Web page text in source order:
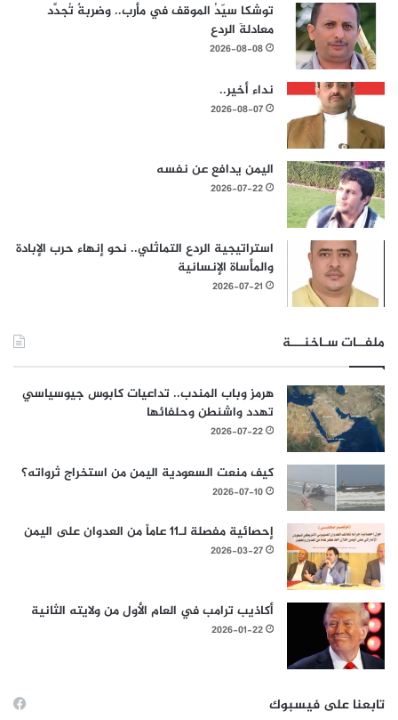
توشكا سيّدُ الموقف في مأرب.. وضربةٌ تُجدِّد
معادلةَ الردع
2026-08-08
نداء أخير..
2026-08-07
اليمن يدافع عن نفسه
2026-07-22
استراتيجية الردع التماثلي.. نحو إنهاء حرب الإبادة
والمأساة الإنسانية
2026-07-21
ملفــات سـاخنـــة
هرمز وباب المندب.. تداعيات كابوس جيوسياسي
تهدد واشنطن وحلفائها
2026-07-22
كيف منعت السعودية اليمن من استخراج ثرواته؟
2026-07-10
إحصائية مفصلة لـ11 عاماً من العدوان على اليمن
2026-03-27
أكاذيب ترامب في العام الأول من ولايته الثانية
2026-01-22
تابعنا على فيسبوك